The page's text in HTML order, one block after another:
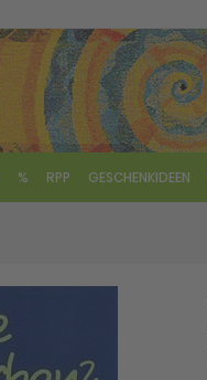
% RPP GESCHENKIDEEN